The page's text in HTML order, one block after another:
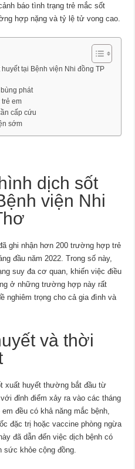
báo tình trạng trẻ mắc sốt
hợp nặng và tỷ lệ tử vong cao.
tại Bệnh viện Nhi đồng TP
phát
em
cấp cứu
sớm
dịch sốt
viện Nhi
ghi nhận hơn 200 trường hợp trẻ
đầu năm 2022. Trong số này,
suy đa cơ quan, khiến việc điều
ở những trường hợp này rất
nghiêm trọng cho cả gia đình và
và thời
xuất huyết thường bắt đầu từ
đỉnh điểm xảy ra vào các tháng
đều có khả năng mắc bệnh,
đặc trị hoặc vaccine phòng ngừa
đã dẫn đến việc dịch bệnh có
khỏe cộng đồng.